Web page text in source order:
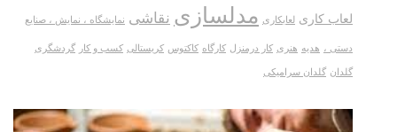
لعاب کاری لعابکاری مدلسازی نقاشی نمایشگاه ، نمایش ، صنایع
دستی ، هدیه هنری کار درمنزل کارگاه کاکتوس کریستالی کسب و کار گردشگری
گلدان گلدان سرامیکی